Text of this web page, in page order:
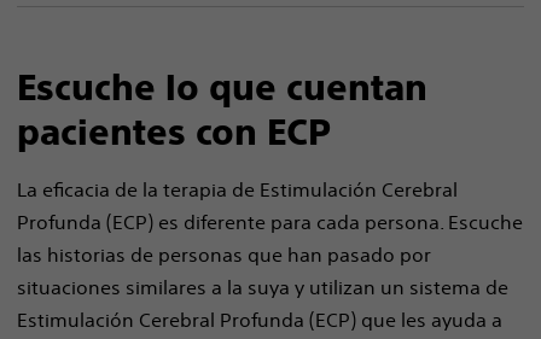
Escuche lo que cuentan
pacientes con ECP
La eficacia de la terapia de Estimulación Cerebral
Profunda (ECP) es diferente para cada persona. Escuche
las historias de personas que han pasado por
situaciones similares a la suya y utilizan un sistema de
Estimulación Cerebral Profunda (ECP) que les ayuda a